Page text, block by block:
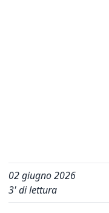
02 giugno 2026
3' di lettura